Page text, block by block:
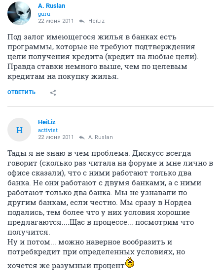
A. Ruslan
guru
22 июня 2011 HeiLiz
Под залог имеющегося жилья в банках есть
программы, которые не требуют подтверждения
цели получения кредита (кредит на любые цели).
Правда ставки немного выше, чем по целевым
кредитам на покупку жилья.
ОТВЕТИТЬ
H
HeiLiz
activist
22 июня 2011 A. Ruslan
Тады я не знаю в чем проблема. Дискусс всегда
говорит (сколько раз читала на форуме и мне лично в
офисе сказали), что с ними работают только два
банка. Не они работают с двумя банками, а с ними
работают только два банка. Мы не узнавали по
другим банкам, если честно. Мы сразу в Нордеа
подались, тем более что у них условия хорошие
предлагаются....Щас в процессе... посмотрим что
получится.
Ну и потом... можно наверное вообразить и
потребкредит при определенных условиях, но
хочется же разумный процент